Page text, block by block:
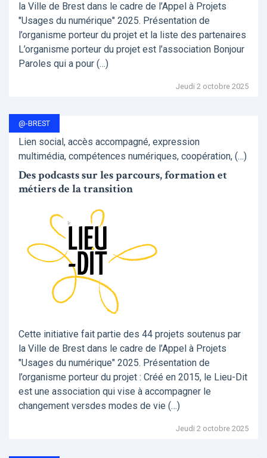
la Ville de Brest dans le cadre de l’Appel à Projets
"Usages du numérique" 2025. Présentation de
l’organisme porteur du projet et la liste des partenaires
L’organisme porteur du projet est l’association Bonjour
Paroles qui a pour (…)
Jeudi 2 octobre 2025
@-BREST
Lien social, accès accompagné, expression
multimédia, compétences numériques, coopération, (…)
Des podcasts sur les parcours, formation et
métiers de la transition
Cette initiative fait partie des 44 projets soutenus par
la Ville de Brest dans le cadre de l’Appel à Projets
"Usages du numérique" 2025. Présentation de
l’organisme porteur du projet : Créé en 2015, le Lieu-Dit
est une association qui vise à accompagner le
changement versdes modes de vie (…)
Jeudi 2 octobre 2025